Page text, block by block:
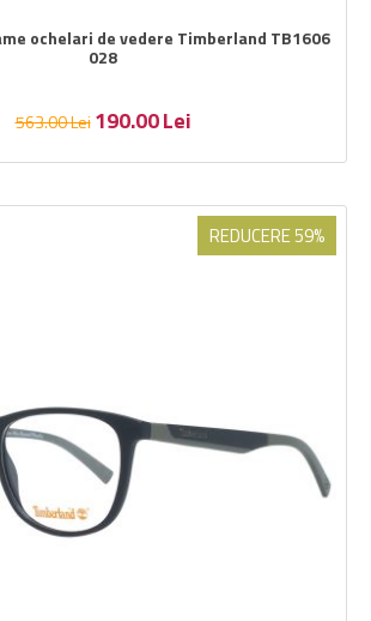
ochelari de vedere Timberland TB1606
028
563.00Lei 190.00Lei
REDUCERE 59%